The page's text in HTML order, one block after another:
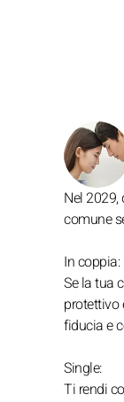
Nel
comune
In coppia:
Se la tua
protettivo
fiducia e
Single:
Ti rendi